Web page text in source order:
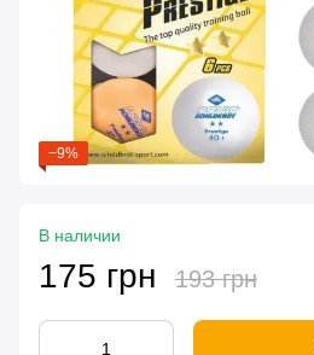
−9%
В наличии
175 грн 193 грн